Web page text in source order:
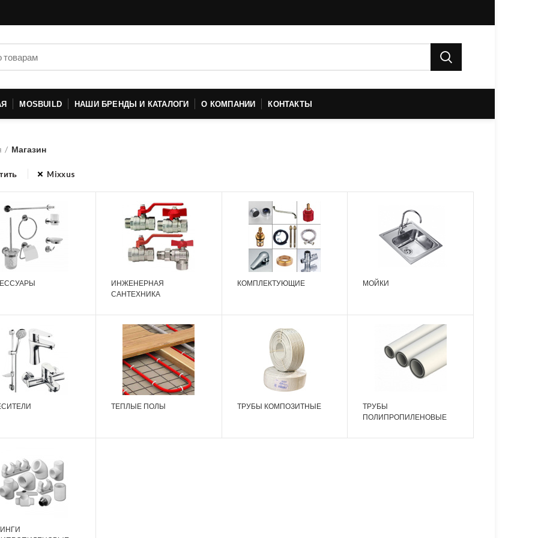
MOSBUILD НАШИ БРЕНДЫ И КАТАЛОГИ О КОМПАНИИ КОНТАКТЫ
Магазин
Mixxus
ИНЖЕНЕРНАЯ
САНТЕХНИКА
КОМПЛЕКТУЮЩИЕ МОЙКИ
ТЕПЛЫЕ ПОЛЫ ТРУБЫ КОМПОЗИТНЫЕ
ТРУБЫ
ПОЛИПРОПИЛЕНОВЫЕ